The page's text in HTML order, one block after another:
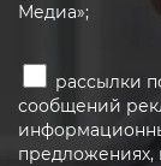
Медиа»;
рассылки
сообщений